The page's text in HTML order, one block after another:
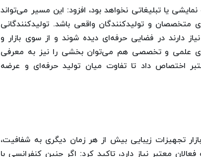
یا تبلیغاتی نخواهد بود، افزود: این مسیر می‌تواند
و تولیدکنندگان واقعی باشد. تولیدکنندگانی
دارند در فضایی حرفه‌ای دیده شوند و از سوی بازار و
علمی و تخصصی هم می‌توان بخشی را نیز به معرفی
اختصاص داد تا تفاوت میان تولید حرفه‌ای و عرضه
تجهیزات زیبایی بیش از هر زمان دیگری به شفافیت،
معتبر نیاز دارد، تاکید کرد: اگر چنین کنفرانسی با